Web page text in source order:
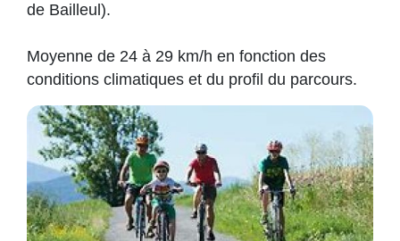
de Bailleul).
Moyenne de 24 à 29 km/h en fonction des
conditions climatiques et du profil du parcours.